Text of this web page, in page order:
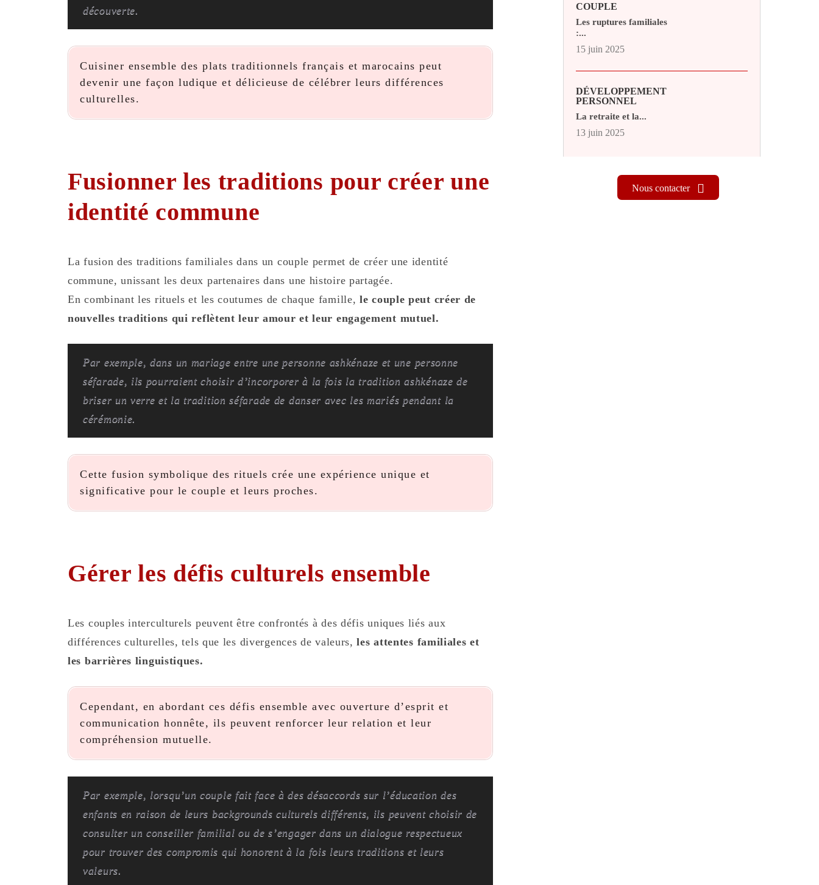
découverte.
Cuisiner ensemble des plats traditionnels français et marocains peut
devenir une façon ludique et délicieuse de célébrer leurs différences
culturelles.
Fusionner les traditions pour créer une
identité commune
La fusion des traditions familiales dans un couple permet de créer une identité
commune, unissant les deux partenaires dans une histoire partagée.
En combinant les rituels et les coutumes de chaque famille,le couple peut créer de
nouvelles traditions qui reflètent leur amour et leur engagement mutuel.
Par exemple, dans un mariage entre une personne ashkénaze et une personne
séfarade, ils pourraient choisir d’incorporer à la fois la tradition ashkénaze de
briser un verre et la tradition séfarade de danser avec les mariés pendant la
cérémonie.
Cette fusion symbolique des rituels crée une expérience unique et
significative pour le couple et leurs proches.
Gérer les défis culturels ensemble
Les couples interculturels peuvent être confrontés à des défis uniques liés aux
différences culturelles, tels que les divergences de valeurs,les attentes familiales et
les barrières linguistiques.
Cependant, en abordant ces défis ensemble avec ouverture d’esprit et
communication honnête, ils peuvent renforcer leur relation et leur
compréhension mutuelle.
Par exemple, lorsqu’un couple fait face à des désaccords sur l’éducation des
enfants en raison de leurs backgrounds culturels différents, ils peuvent choisir de
consulter un conseiller familial ou de s’engager dans un dialogue respectueux
pour trouver des compromis qui honorent à la fois leurs traditions et leurs
valeurs.
COUPLE
Les ruptures familiales
:...
15 juin 2025
DÉVELOPPEMENT
PERSONNEL
La retraite et la...
13 juin 2025
Nous contacter